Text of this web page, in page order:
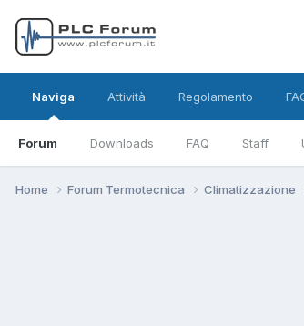
Naviga
Forum Downloads FAQ Staff
Attività Regolamento
Home Forum Termotecnica Climatizzazione